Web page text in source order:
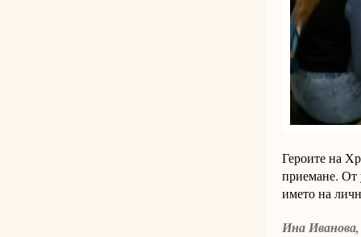
Героите на
приемане. От
името на
Ина